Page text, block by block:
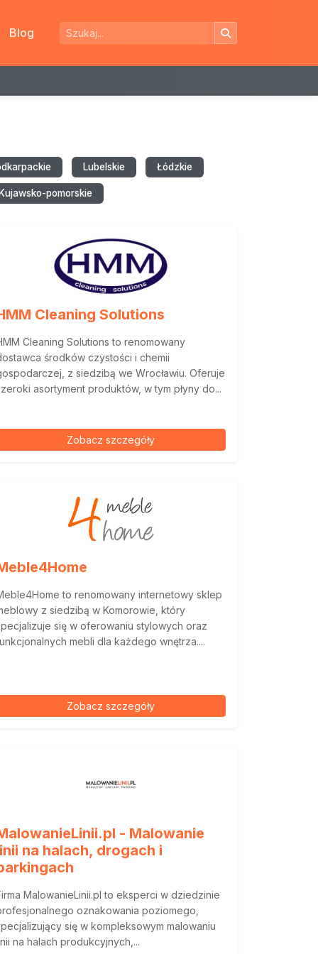
Blog
Lubelskie Łódzkie
Kujawsko-pomorskie
Cleaning Solutions
Cleaning Solutions to renomowany
środków czystości i chemii
z siedzibą we Wrocławiu. Oferuje
asortyment produktów, w tym płyny do...
Zobacz szczegóły
to renomowany internetowy sklep
z siedzibą w Komorowie, który
się w oferowaniu stylowych oraz
mebli dla każdego wnętrza....
Zobacz szczegóły
- Malowanie
na halach, drogach i
MalowanieLinii.pl to eksperci w dziedzinie
oznakowania poziomego,
się w kompleksowym malowaniu
na halach produkcyjnych,...